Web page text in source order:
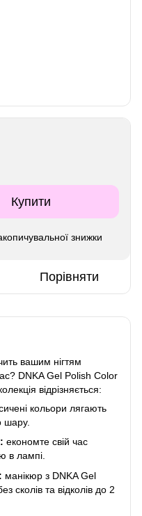
Купити
знижки
Порівняти
вашим нігтям
DNKA Gel Polish Color
відрізняється:
кольори лягають
шару.
економте свій час
в лампі.
манікюр з DNKA Gel
сколів та відколів до 2